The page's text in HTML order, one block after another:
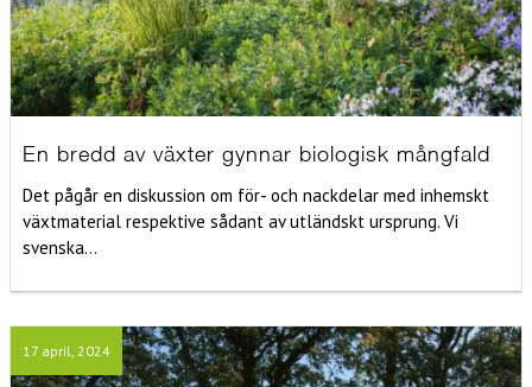
En bredd av växter gynnar biologisk mångfald
Det pågår en diskussion om för- och nackdelar med inhemskt
växtmaterial respektive sådant av utländskt ursprung. Vi
svenska...
17 april, 2024